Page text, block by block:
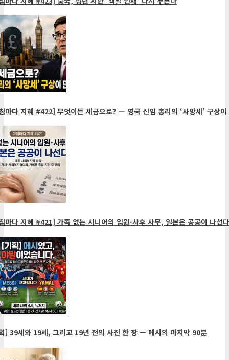
다 지혜 #422] 무엇이든 세금으로? ― 영국 신임 총리의 ‘사망세’ 구상이
다 지혜 #421] 가족 없는 시니어의 입원·사후 사무, 일본은 공공이 나선
] 39세와 19세, 그리고 19년 전의 사진 한 장 — 메시의 마지막 90분